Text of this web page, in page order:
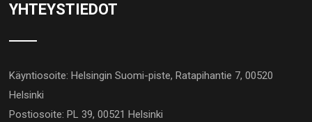
YHTEYSTIEDOT
Käyntiosoite: Helsingin Suomi-piste, Ratapihantie 7, 00520
Helsinki
Postiosoite: PL 39, 00521 Helsinki